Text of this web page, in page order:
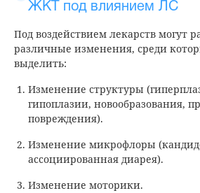
ЖКТ под влиянием ЛС
Под воздействием лекарств могут
различные изменения, среди
выделить:
Изменение структуры
гипоплазии, новообразования,
повреждения).
Изменение микрофлоры
ассоциированная диарея).
Изменение моторики.